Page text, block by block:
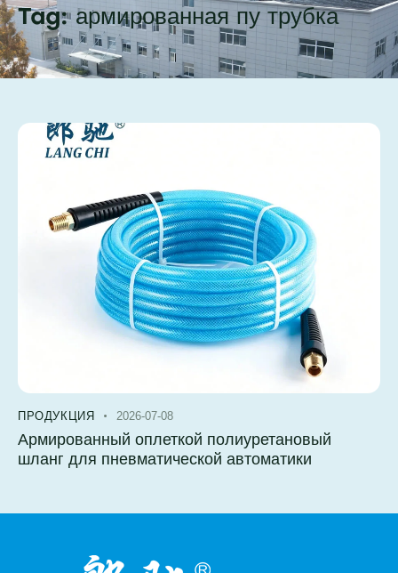
Tag: армированная пу трубка
ПРОДУКЦИЯ 2026-07-08
Армированный оплеткой полиуретановый
шланг для пневматической автоматики